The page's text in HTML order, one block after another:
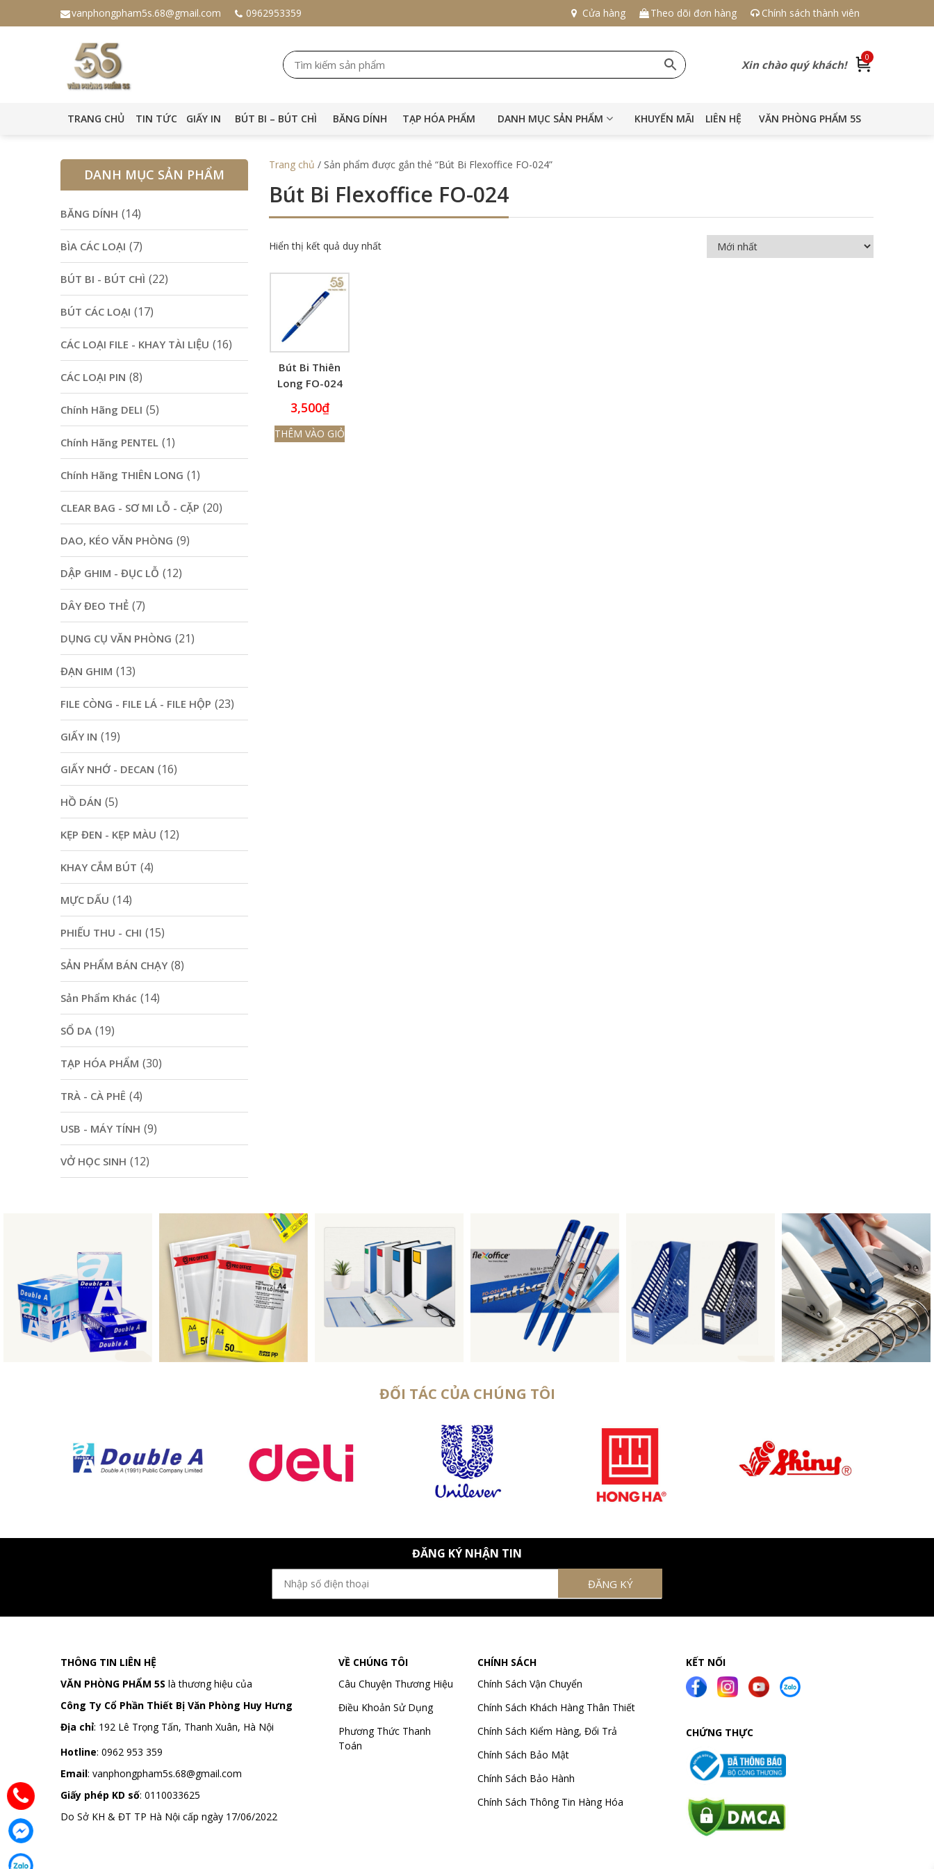
vanphongpham5s.68@gmail.com 0962953359 Cửa hàng Theo dõi đơn hàng Chính sách thành viên
Xin chào quý khách!
0
TRANG CHỦ TIN TỨC GIẤY IN BÚT BI – BÚT CHÌ BĂNG DÍNH TẠP HÓA PHẨM DANH MỤC SẢN PHẨM KHUYẾN MÃI LIÊN HỆ VĂN PHÒNG PHẨM 5S
Trang chủ / Sản phẩm được gắn thẻ “Bút Bi Flexoffice FO-024”
Bút Bi Flexoffice FO-024
Hiển thị kết quả duy nhất
Bút Bi Thiên
Long FO-024
3,500₫
THÊM VÀO GIỎ
DANH MỤC SẢN PHẨM
BĂNG DÍNH (14)
BÌA CÁC LOẠI (7)
BÚT BI - BÚT CHÌ (22)
BÚT CÁC LOẠI (17)
CÁC LOẠI FILE - KHAY TÀI LIỆU (16)
CÁC LOẠI PIN (8)
Chính Hãng DELI (5)
Chính Hãng PENTEL (1)
Chính Hãng THIÊN LONG (1)
CLEAR BAG - SƠ MI LỖ - CẶP (20)
DAO, KÉO VĂN PHÒNG (9)
DẬP GHIM - ĐỤC LỖ (12)
DÂY ĐEO THẺ (7)
DỤNG CỤ VĂN PHÒNG (21)
ĐẠN GHIM (13)
FILE CÒNG - FILE LÁ - FILE HỘP (23)
GIẤY IN (19)
GIẤY NHỚ - DECAN (16)
HỒ DÁN (5)
KẸP ĐEN - KẸP MÀU (12)
KHAY CẮM BÚT (4)
MỰC DẤU (14)
PHIẾU THU - CHI (15)
SẢN PHẨM BÁN CHẠY (8)
Sản Phẩm Khác (14)
SỔ DA (19)
TẠP HÓA PHẨM (30)
TRÀ - CÀ PHÊ (4)
USB - MÁY TÍNH (9)
VỞ HỌC SINH (12)
ĐỐI TÁC CỦA CHÚNG TÔI
ĐĂNG KÝ NHẬN TIN
THÔNG TIN LIÊN HỆ
VĂN PHÒNG PHẨM 5S là thương hiệu của
Công Ty Cổ Phần Thiết Bị Văn Phòng Huy Hưng
Địa chỉ: 192 Lê Trọng Tấn, Thanh Xuân, Hà Nội
Hotline: 0962 953 359
Email: vanphongpham5s.68@gmail.com
Giấy phép KD số: 0110033625
Do Sở KH & ĐT TP Hà Nội cấp ngày 17/06/2022
VỀ CHÚNG TÔI
Câu Chuyện Thương Hiệu
Điều Khoản Sử Dụng
Phương Thức Thanh
Toán
CHÍNH SÁCH
Chính Sách Vận Chuyển
Chính Sách Khách Hàng Thân Thiết
Chính Sách Kiểm Hàng, Đổi Trả
Chính Sách Bảo Mật
Chính Sách Bảo Hành
Chính Sách Thông Tin Hàng Hóa
KẾT NỐI
CHỨNG THỰC